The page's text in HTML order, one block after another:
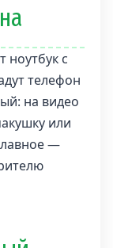
ноутбук с
телефон
на видео
или
—